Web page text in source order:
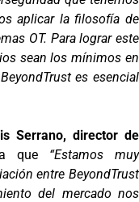
aplicar la filosofía de
OT. Para lograr este
sean los mínimos en
es esencial
Serrano, director de
que “Estamos muy
entre BeyondTrust
del mercado nos